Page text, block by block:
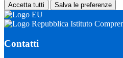
Accetta tutti Salva le preferenze
Istituto
Contatti